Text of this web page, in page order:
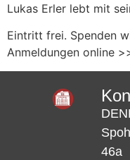
Lukas Erler lebt mit
Eintritt frei. Spenden
Anmeldungen online
46a